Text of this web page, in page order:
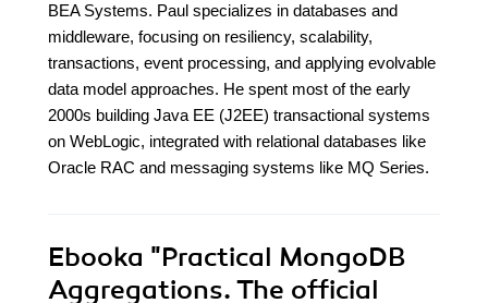
BEA Systems. Paul specializes in databases and
middleware, focusing on resiliency, scalability,
transactions, event processing, and applying evolvable
data model approaches. He spent most of the early
2000s building Java EE (J2EE) transactional systems
on WebLogic, integrated with relational databases like
Oracle RAC and messaging systems like MQ Series.
Ebooka "Practical MongoDB
Aggregations. The official